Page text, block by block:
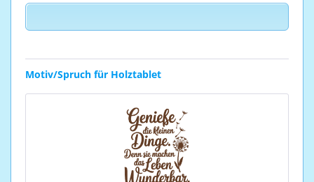
Motiv/Spruch für Holztablet